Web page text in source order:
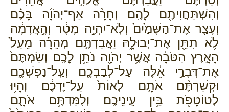
וְהִשְׁתַּחֲוִיתֶ֖ם לָהֶֽם׃ וְחָרָ֨ה אַף־יְהֹוָ֜ה בָּכֶ֗ם
וְעָצַ֤ר אֶת־הַשָּׁמַ֙יִם֙ וְלֹֽא־יִהְיֶ֣ה מָטָ֔ר וְהָ֣אֲדָמָ֔ה
לֹ֥א תִתֵּ֖ן אֶת־יְבוּלָ֑הּ וַאֲבַדְתֶּ֣ם מְהֵרָ֗ה מֵעַל֙
הָאָ֣רֶץ הַטֹּבָ֔ה אֲשֶׁ֥ר יְהֹוָ֖ה נֹתֵ֥ן לָכֶֽם׃ וְשַׂמְתֶּם֙
אֶת־דְּבָרַ֣י אֵ֔לֶּה עַל־לְבַבְכֶ֖ם וְעַֽל־נַפְשְׁכֶ֑ם
וּקְשַׁרְתֶּ֨ם אֹתָ֤ם לְאוֹת֙ עַל־יֶדְכֶ֔ם וְהָי֥וּ
לְטוֹטָפֹ֖ת בֵּ֥ין עֵינֵיכֶֽם׃ וְלִמַּדְתֶּ֥ם אֹתָ֛ם